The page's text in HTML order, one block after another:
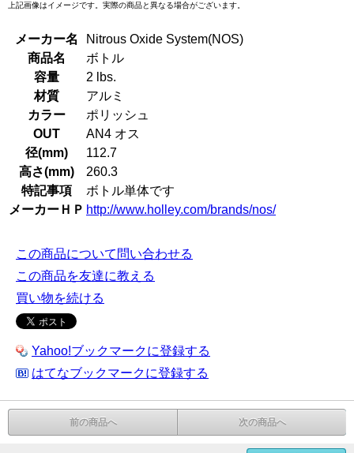
上記画像はイメージです。実際の商品と異なる場合がございます。
メーカー名
Nitrous Oxide System(NOS)
商品名
ボトル
容量
2 lbs.
材質
アルミ
カラー
ポリッシュ
OUT
AN4 オス
径(mm)
112.7
高さ(mm)
260.3
特記事項
ボトル単体です
メーカーＨＰ http://www.holley.com/brands/nos/
この商品について問い合わせる
この商品を友達に教える
買い物を続ける
Yahoo!ブックマークに登録する
はてなブックマークに登録する
前の商品へ 次の商品へ